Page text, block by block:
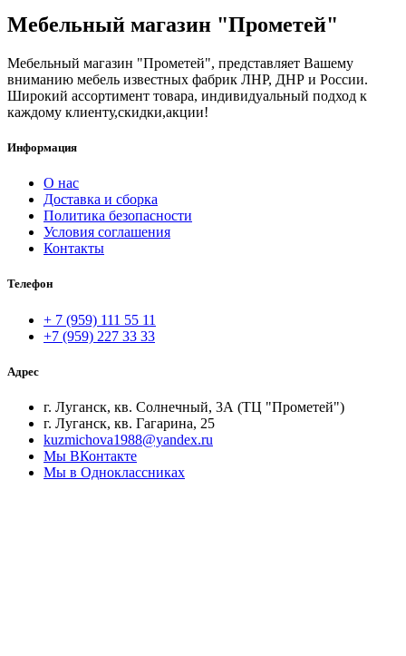
Мебельный магазин "Прометей"
Мебельный магазин "Прометей", представляет Вашему
вниманию мебель известных фабрик ЛНР, ДНР и России.
Широкий ассортимент товара, индивидуальный подход к
каждому клиенту,скидки,акции!
Информация
О нас
Доставка и сборка
Политика безопасности
Условия соглашения
Контакты
Телефон
+ 7 (959) 111 55 11
+7 (959) 227 33 33
Адрес
г. Луганск, кв. Солнечный, 3А (ТЦ "Прометей")
г. Луганск, кв. Гагарина, 25
kuzmichova1988@yandex.ru
Мы ВКонтакте
Мы в Одноклассниках